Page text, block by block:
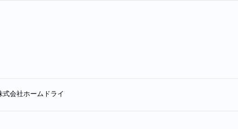
式会社ホームドライ